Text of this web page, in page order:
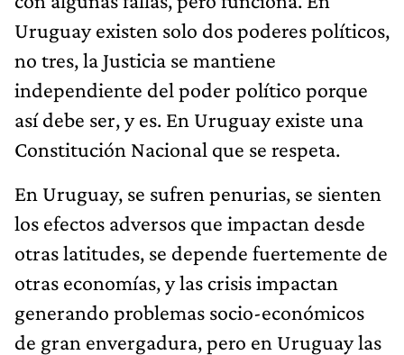
Uruguay existen solo dos poderes políticos,
no tres, la Justicia se mantiene
independiente del poder político porque
así debe ser, y es. En Uruguay existe una
Constitución Nacional que se respeta.
En Uruguay, se sufren penurias, se sienten
los efectos adversos que impactan desde
otras latitudes, se depende fuertemente de
otras economías, y las crisis impactan
generando problemas socio-económicos
de gran envergadura, pero en Uruguay las